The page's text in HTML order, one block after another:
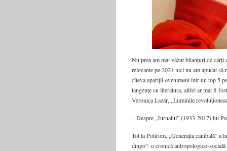
Nu prea am mai văzut bilanțuri de cărți
relevante pe 2024 nici nu am apucat
cîteva apariții-eveniment într-un top 5
tangențe cu literatura, altfel ar mai fi
Veronica Lazăr, „Luminile
– Despre „Jurnalul” (1933-2017) lui
Tot la Polirom, „Generația canibală” a
dingo”: o cronică antropologico-